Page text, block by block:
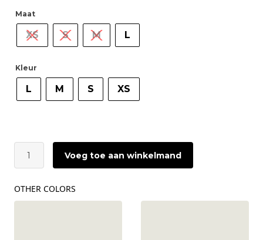
Maat
XS S M L
Kleur
L M S XS
Cami
top
Millitary
Olive
Voeg toe aan winkelmand
OTHER COLORS